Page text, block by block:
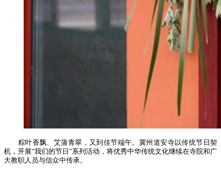
粽叶香飘、艾蒲青翠，又到佳节端午。冀州道安寺以传统节日契
机，开展“我们的节日”系列活动，将优秀中华传统文化继续在寺院和广
大教职人员与信众中传承。